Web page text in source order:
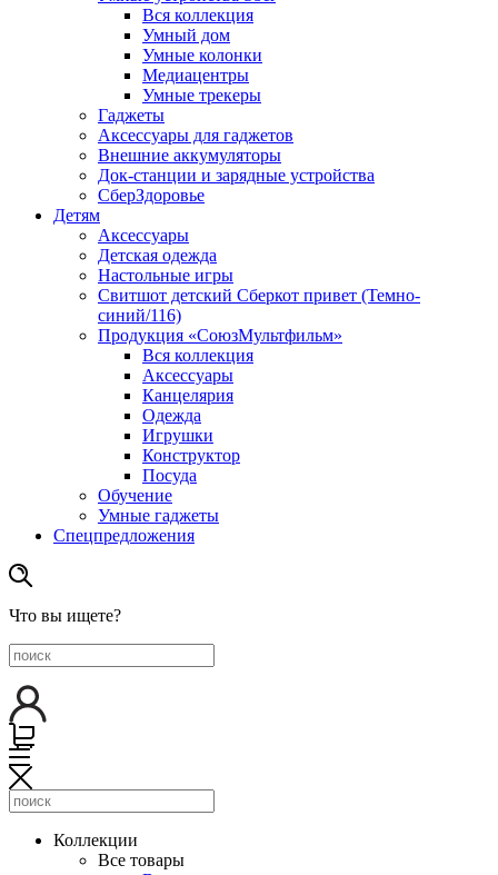
Вся коллекция
Умный дом
Умные колонки
Медиацентры
Умные трекеры
Гаджеты
Аксессуары для гаджетов
Внешние аккумуляторы
Док-станции и зарядные устройства
СберЗдоровье
Детям
Аксессуары
Детская одежда
Настольные игры
Свитшот детский Сберкот привет (Темно-
синий/116)
Продукция «СоюзМультфильм»
Вся коллекция
Аксессуары
Канцелярия
Одежда
Игрушки
Конструктор
Посуда
Обучение
Умные гаджеты
Спецпредложения
Что вы ищете?
Коллекции
Все товары